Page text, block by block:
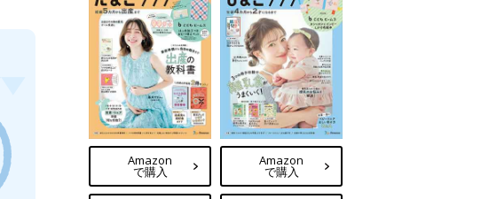
Amazon
で購入
Amazon
で購入